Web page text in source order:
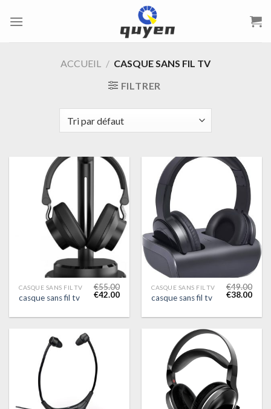
ACCUEIL / CASQUE SANS FIL TV
FILTRER
CASQUE SANS FIL TV
casque sans fil tv
€55.00
€42.00
CASQUE SANS FIL TV
casque sans fil tv
€49.00
€38.00